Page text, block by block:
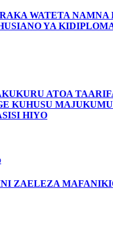
WATETA NAMNA
YA
ATOA
KUHUSU
HIYO
ZAELEZA